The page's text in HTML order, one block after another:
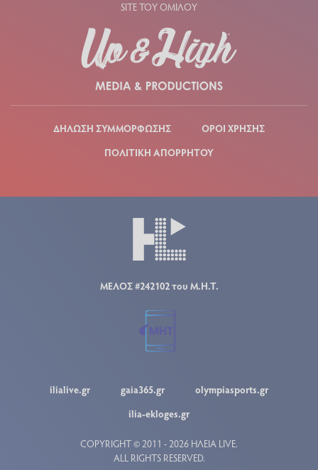
SITE ΤΟΥ ΟΜΙΛΟΥ
ΔΗΛΩΣΗ ΣΥΜΜΟΡΦΩΣΗΣ
ΟΡΟΙ ΧΡΗΣΗΣ
ΠΟΛΙΤΙΚΗ ΑΠΟΡΡΗΤΟΥ
ΜΕΛΟΣ #242102 του Μ.Η.Τ.
ilialive.gr gaia365.gr
olympiasports.gr
ilia-ekloges.gr
COPYRIGHT © 2011 - 2026 ΗΛΕΙΑ LIVE.
ALL RIGHTS RESERVED.